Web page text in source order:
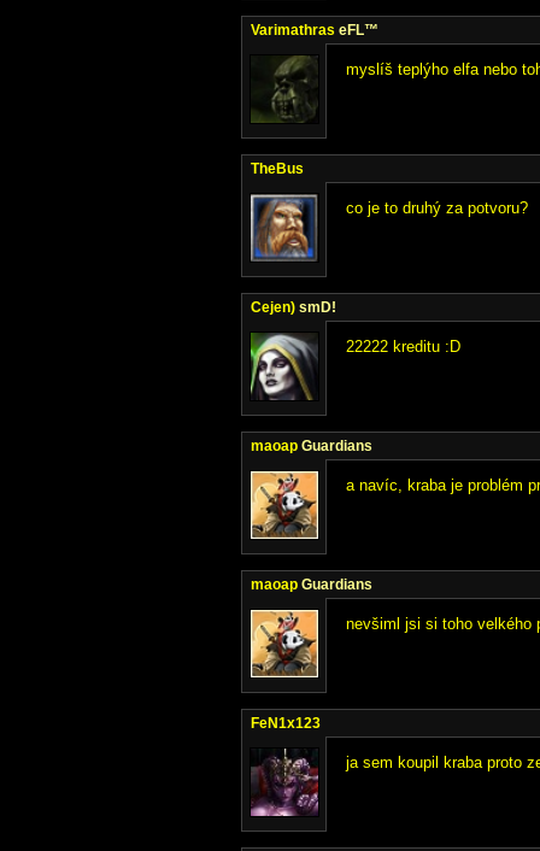
Varimathras eFL™
myslíš teplýho elfa nebo
TheBus
co je to druhý za potvoru?
Cejen) smD!
22222 kreditu :D
maoap Guardians
a navíc, kraba je problém
maoap Guardians
nevšiml jsi si toho velkého
FeN1x123
ja sem koupil kraba proto